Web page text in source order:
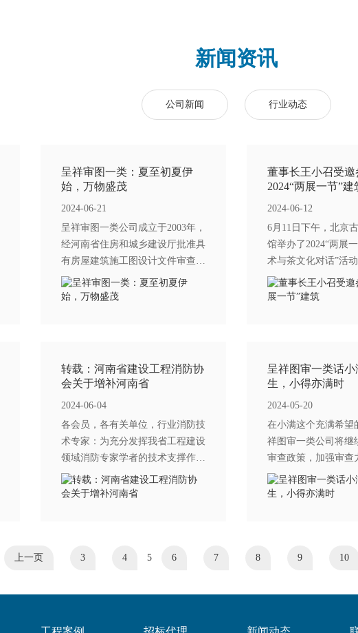
新闻资讯
公司新闻 行业动态
呈祥审图一类：夏至初夏伊
始，万物盛茂
2024-06-21
呈祥审图一类公司成立于2003年，
经河南省住房和城乡建设厅批准具
有房屋建筑施工图设计文件审查一
类资质（认定书编号:16030）,拥
有19年房屋建筑行业施工图审查的
董事长王小召受邀
2024“两展一节”建
2024-06-12
6月11日下午，北京
馆举办了2024“两展
术与茶文化对话”活
由建筑艺术与茶文化
北京市西城区商务局
转载：河南省建设工程消防协
会关于增补河南省
2024-06-04
各会员，各有关单位，行业消防技
术专家：为充分发挥我省工程建设
领域消防专家学者的技术支撑作
用，发挥专家所在领域技术优势，
更好地为行业发展提供智力服务，
呈祥图审一类话小
生，小得亦满时
2024-05-20
在小满这个充满希望
祥图审一类公司将继
审查政策，加强审查
查水平。他们将以更
的态度，为城市的安
上一页 3 4 5 6 7 8 9 10